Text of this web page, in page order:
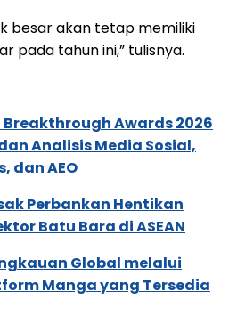
besar akan tetap memiliki
pada tahun ini,” tulisnya.
Breakthrough Awards 2026
Analisis Media Sosial,
dan AEO
Perbankan Hentikan
Batu Bara di ASEAN
Global melalui
Manga yang Tersedia